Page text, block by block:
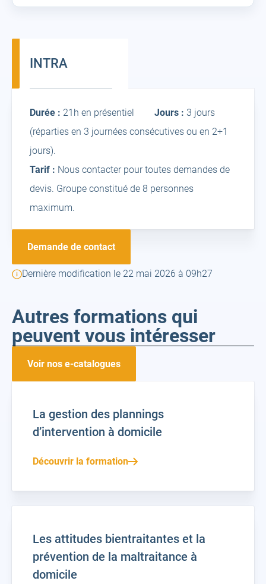
INTRA
IntraDurée : 21h en présentiel Jours : 3 jours
(réparties en 3 journées consécutives ou en 2+1
jours).
Tarif : Nous contacter pour toutes demandes de
devis. Groupe constitué de 8 personnes
maximum.
Demande de contact
Dernière modification le 22 mai 2026 à 09h27
Autres formations qui
peuvent vous intéresser
Voir nos e-catalogues
La gestion des plannings
d’intervention à domicile
Découvrir la formation
Les attitudes bientraitantes et la
prévention de la maltraitance à
domicile